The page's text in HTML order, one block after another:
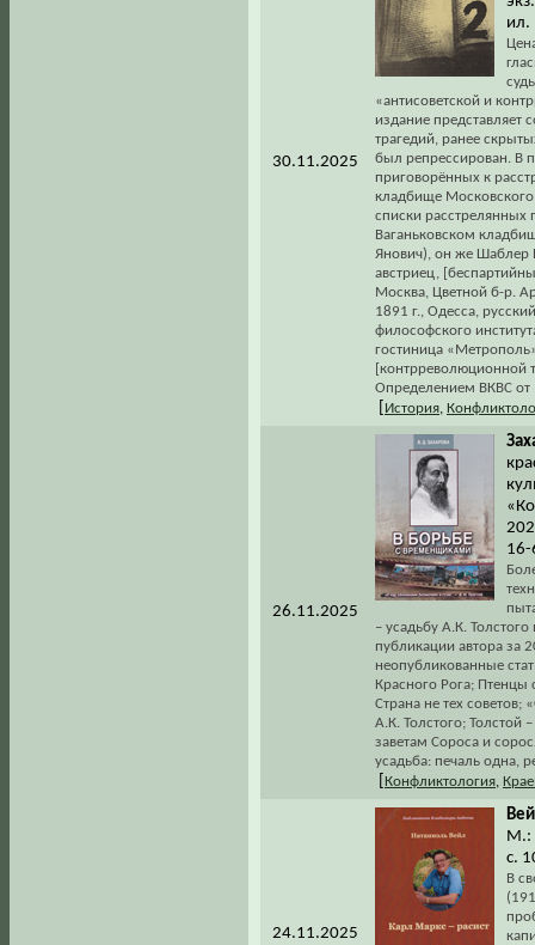
30.11.2025
ил.
«антисоветской и
издание представляет
трагедий, ранее
был репрессирован. В
приговорённых к
кладбище Московского
списки расстрелянных
Ваганьковском
Янович), он же Шаблер
австриец,
Москва, Цветной б-р.
1891 г., Одесса,
философского
гостиница
[контрреволюционной
Определением ВКВС от
История
26.11.2025
16-
– усадьбу А.К.
публикации автора за
неопубликованные
Красного Рога; Птенцы
Страна не тех советов;
А.К. Толстого;
заветам Сороса и
усадьба: печаль одна,
Конфликтология
24.11.2025
М.:
с.
В